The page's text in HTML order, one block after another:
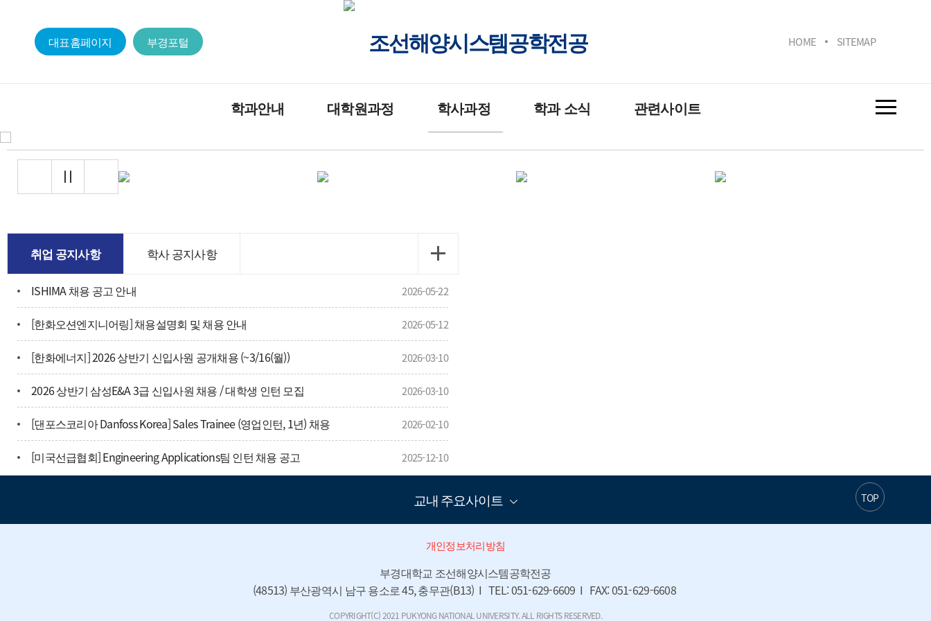
조선해양시스템공학전공
대표홈페이지 부경포털 HOME SITEMAP
학과안내
학과 소개
학과 연혁
학과 구성원
학과 시설
졸업 후 진로
취업현황
찾아오시는 길
대학원과정
입학 안내
자료실
장학금
학사과정
입학 안내
학과 동아리
자료실
장학금
혁신공유대학(스마트
해양모빌리티융합전
학과 소식
공지사항
관련사이트
국내조선업체
취업 공지사항 학사 공지사항
ISHIMA 채용 공고 안내 2026-05-22
[한화오션엔지니어링] 채용설명회 및 채용 안내 2026-05-12
[한화에너지] 2026 상반기 신입사원 공개채용 (~3/16(월)) 2026-03-10
2026 상반기 삼성E&A 3급 신입사원 채용 / 대학생 인턴 모집 2026-03-10
[댄포스코리아 Danfoss Korea] Sales Trainee (영업인턴, 1년) 채용 2026-02-10
[미국선급협회] Engineering Applications팀 인턴 채용 공고 2025-12-10
TOP
교내 주요사이트
개인정보처리방침
부경대학교 조선해양시스템공학전공
(48513) 부산광역시 남구 용소로 45, 충무관(B13)  I   TEL: 051-629-6609  I   FAX: 051-629-6608
COPYRIGHT(C) 2021 PUKYONG NATIONAL UNIVERSITY. ALL RIGHTS RESERVED.